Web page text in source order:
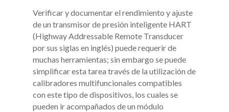
Verificar y documentar el rendimiento y ajuste
de un transmisor de presión inteligente HART
(Highway Addressable Remote Transducer
por sus siglas en inglés) puede requerir de
muchas herramientas; sin embargo se puede
simplificar esta tarea través de la utilización de
calibradores multifuncionales compatibles
con este tipo de dispositivos, los cuales se
pueden ir acompañados de un módulo